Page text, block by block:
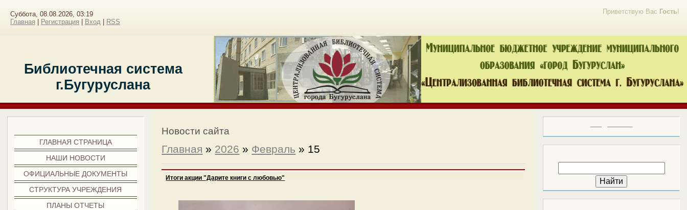
Приветствую Вас Гость!
Суббота, 08.08.2026, 03:19
Главная
Регистрация Вход RSS
Библиотечная система
г.Бугуруслана
ГЛАВНАЯ СТРАНИЦА
НАШИ НОВОСТИ
ОФИЦИАЛЬНЫЕ ДОКУМЕНТЫ
СТРУКТУРА УЧРЕЖДЕНИЯ
ПЛАНЫ ОТЧЕТЫ
Новости сайта
Главная » 2026 » Февраль » 15
Итоги акции "Дарите книги с любовью"